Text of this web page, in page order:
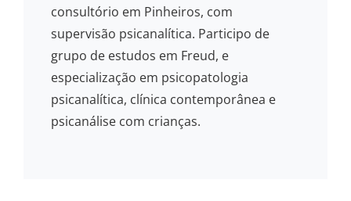
consultório em Pinheiros, com
supervisão psicanalítica. Participo de
grupo de estudos em Freud, e
especialização em psicopatologia
psicanalítica, clínica contemporânea e
psicanálise com crianças.